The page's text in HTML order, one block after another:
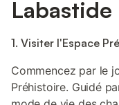
Labastide
1. Visiter l'Espace
Commencez par le
Préhistoire. Guidé